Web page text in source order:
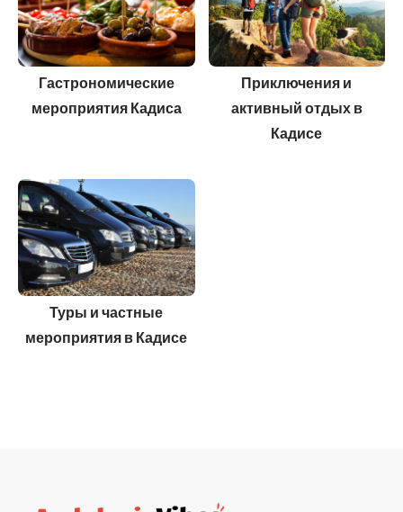
Гастрономические
мероприятия Кадиса
Приключения и
активный отдых в
Кадисе
Туры и частные
мероприятия в Кадисе